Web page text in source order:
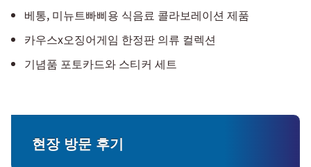
베통, 미뉴트빠삐용 식음료 콜라보레이션 제품
카우스x오징어게임 한정판 의류 컬렉션
기념품 포토카드와 스티커 세트
현장 방문 후기